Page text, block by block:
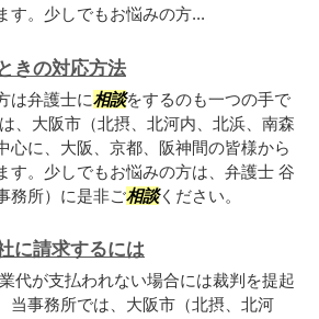
す。少しでもお悩みの方...
きの対応方法
は弁護士に相談をするのも一つの手で
、大阪市（北摂、北河内、北浜、南森
心に、大阪、京都、阪神間の皆様から
す。少しでもお悩みの方は、弁護士 谷
務所）に是非ご相談ください。
に請求するには
代が支払われない場合には裁判を提起
当事務所では、大阪市（北摂、北河